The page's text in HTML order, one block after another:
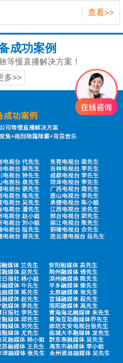
查看>>
成功案例
等慢直播解决方案！
多>>